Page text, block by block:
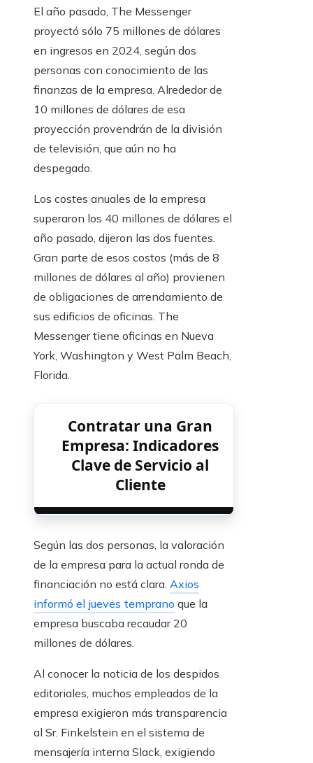
El año pasado, The Messenger
proyectó sólo 75 millones de dólares
en ingresos en 2024, según dos
personas con conocimiento de las
finanzas de la empresa. Alrededor de
10 millones de dólares de esa
proyección provendrán de la división
de televisión, que aún no ha
despegado.
Los costes anuales de la empresa
superaron los 40 millones de dólares el
año pasado, dijeron las dos fuentes.
Gran parte de esos costos (más de 8
millones de dólares al año) provienen
de obligaciones de arrendamiento de
sus edificios de oficinas. The
Messenger tiene oficinas en Nueva
York, Washington y West Palm Beach,
Florida.
Contratar una Gran
Empresa: Indicadores
Clave de Servicio al
Cliente
Según las dos personas, la valoración
de la empresa para la actual ronda de
financiación no está clara. Axios
informó el jueves temprano que la
empresa buscaba recaudar 20
millones de dólares.
Al conocer la noticia de los despidos
editoriales, muchos empleados de la
empresa exigieron más transparencia
al Sr. Finkelstein en el sistema de
mensajería interna Slack, exigiendo